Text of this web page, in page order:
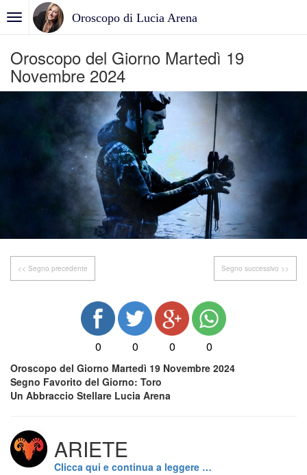
Oroscopo di Lucia Arena
Oroscopo del Giorno Martedì 19
Novembre 2024
<< Segno precedente Segno successivo >>
0 0 0 0
Oroscopo del Giorno Martedì 19 Novembre 2024
Segno Favorito del Giorno: Toro
Un Abbraccio Stellare Lucia Arena
ARIETE
Clicca qui e continua a leggere …